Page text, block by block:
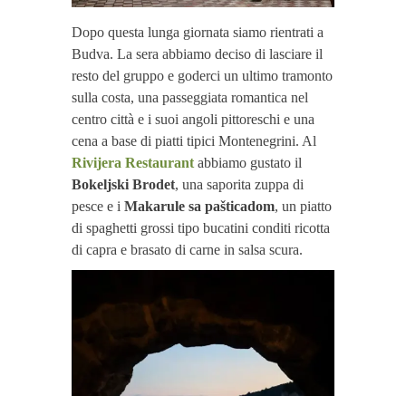
Dopo questa lunga giornata siamo rientrati a
Budva. La sera abbiamo deciso di lasciare il
resto del gruppo e goderci un ultimo tramonto
sulla costa, una passeggiata romantica nel
centro città e i suoi angoli pittoreschi e una
cena a base di piatti tipici Montenegrini. Al
Rivijera Restaurant abbiamo gustato il
Bokeljski Brodet, una saporita zuppa di
pesce e i Makarule sa pašticadom, un piatto
di spaghetti grossi tipo bucatini conditi ricotta
di capra e brasato di carne in salsa scura.